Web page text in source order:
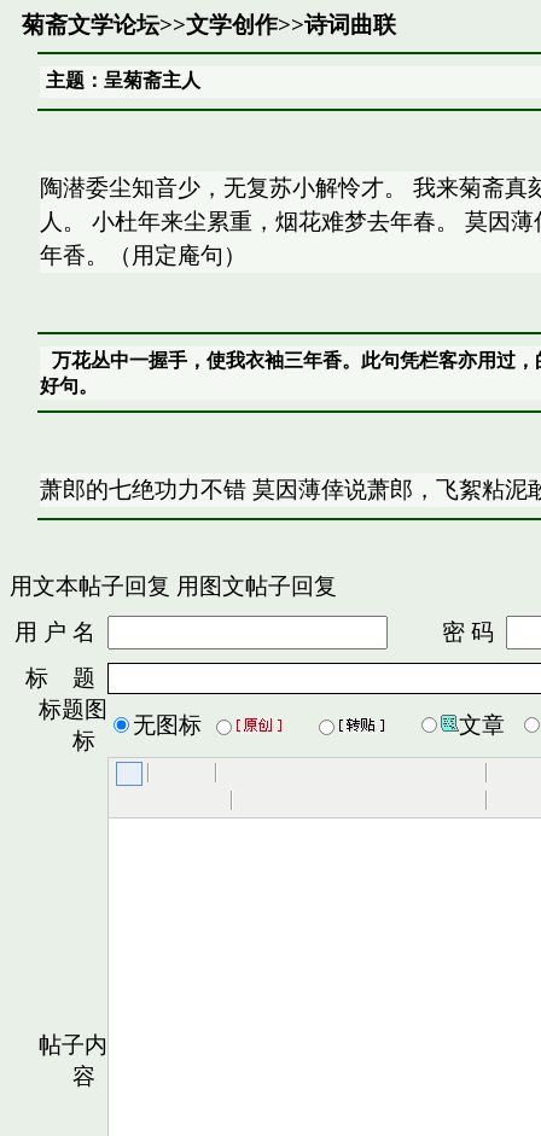
菊斋文学论坛>>文学创作>>诗词曲联
主题：呈菊斋主人
陶潜委尘知音少，无复苏小解怜才。 我来菊斋
人。 小杜年来尘累重，烟花难梦去年春。 莫因
年香。（用定庵句）
万花丛中一握手，使我衣袖三年香。此句凭栏客亦用过，
好句。
萧郎的七绝功力不错 莫因薄倖说萧郎，飞絮粘泥
用文本帖子回复 用图文帖子回复
用 户 名
密 码
标 题
标题图
标
无图标 文章
帖子内
容